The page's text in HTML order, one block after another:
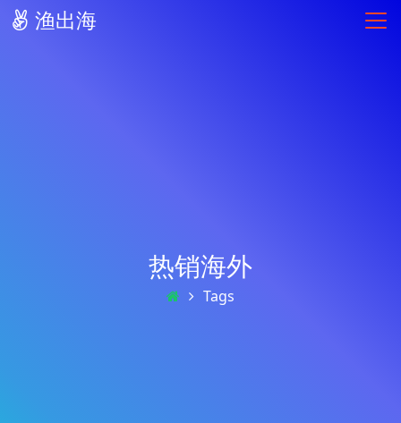
渔出海
热销海外
Tags